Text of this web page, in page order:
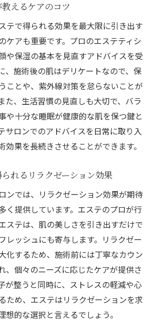
えるケアのコツ
テで得られる効果を最大限に引き出す
ケアも重要です。プロのエステティシ
や保湿の基本を見直すアドバイスを受
、施術後の肌はデリケートなので、保
ことや、紫外線対策を怠らないことが
た、生活習慣の見直しも大切で、バラ
や十分な睡眠が健康的な肌を保つ鍵と
サロンでのアドバイスを日常に取り入
効果を長続きさせることができます。
れるリラクゼーション効果
ンでは、リラクゼーション効果が期待
く提供しています。エステのプロが行
ステは、肌の美しさを引き出すだけで
レッシュにも寄与します。リラクゼー
化するため、施術前には丁寧なカウン
、個々のニーズに応じたケアが提供さ
が整うと同時に、ストレスの軽減や心
ため、エステはリラクゼーションを求
想的な選択と言えるでしょう。